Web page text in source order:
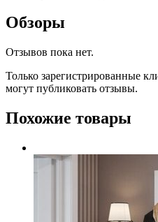
Обзоры
Отзывов пока нет.
Только зарегистрированные
могут публиковать отзывы.
Похожие товары